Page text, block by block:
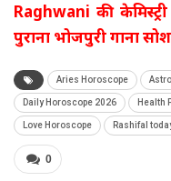
Raghwani की
पुराना भोजपुरी गाना
Aries Horoscope
Daily Horoscope 2026 Health
Love Horoscope Rashifal
0